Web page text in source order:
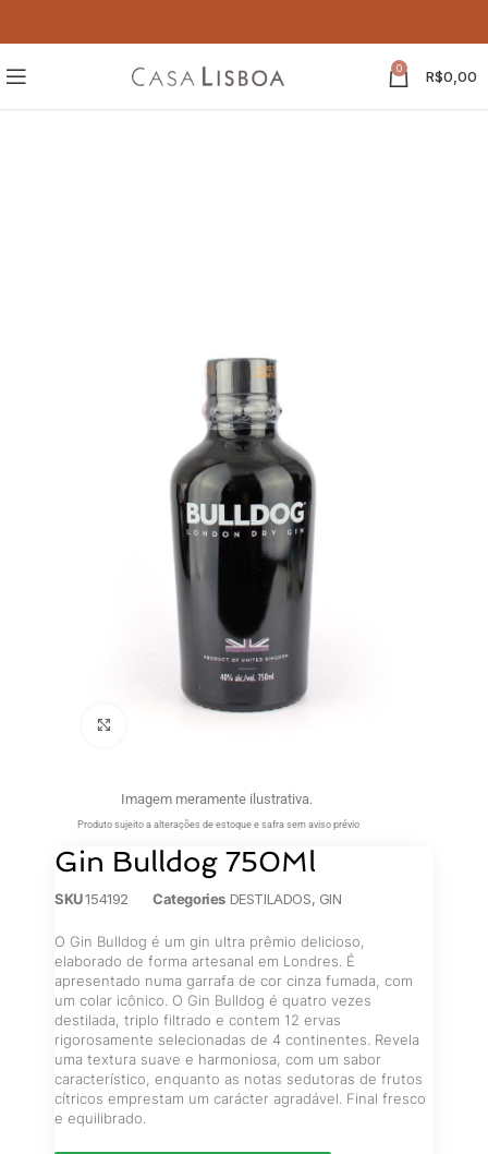
0 R$0,00
Imagem meramente ilustrativa.
Produto sujeito a alterações de estoque e safra sem aviso prévio
Gin Bulldog 750Ml
SKU154192 Categories DESTILADOS, GIN
O Gin Bulldog é um gin ultra prêmio delicioso,
elaborado de forma artesanal em Londres. É
apresentado numa garrafa de cor cinza fumada, com
um colar icônico. O Gin Bulldog é quatro vezes
destilada, triplo filtrado e contem 12 ervas
rigorosamente selecionadas de 4 continentes. Revela
uma textura suave e harmoniosa, com um sabor
característico, enquanto as notas sedutoras de frutos
cítricos emprestam um carácter agradável. Final fresco
e equilibrado.